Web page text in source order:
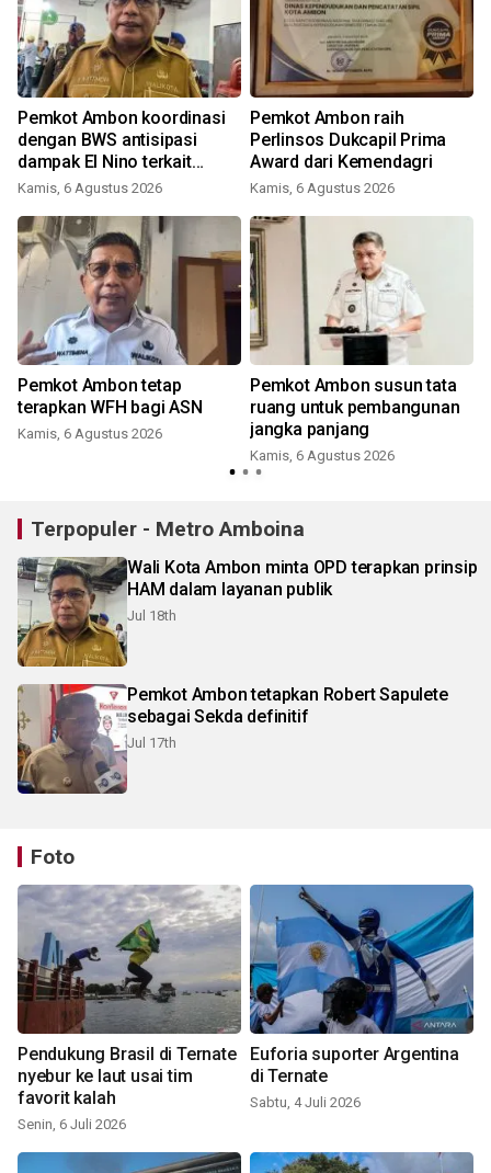
Pemkot Ambon koordinasi
dengan BWS antisipasi
dampak El Nino terkait
masalah air bersih
Kamis, 6 Agustus 2026
Pemkot Ambon raih
Perlinsos Dukcapil Prima
Award dari Kemendagri
Kamis, 6 Agustus 2026
Pemkot Ambon tetap
terapkan WFH bagi ASN
Kamis, 6 Agustus 2026
Pemkot Ambon susun tata
ruang untuk pembangunan
jangka panjang
Kamis, 6 Agustus 2026
Terpopuler - Metro Amboina
Wali Kota Ambon minta OPD terapkan prinsip
HAM dalam layanan publik
Jul 18th
Pemkot Ambon tetapkan Robert Sapulete
sebagai Sekda definitif
Jul 17th
Foto
Pendukung Brasil di Ternate
nyebur ke laut usai tim
favorit kalah
Senin, 6 Juli 2026
Euforia suporter Argentina
di Ternate
Sabtu, 4 Juli 2026